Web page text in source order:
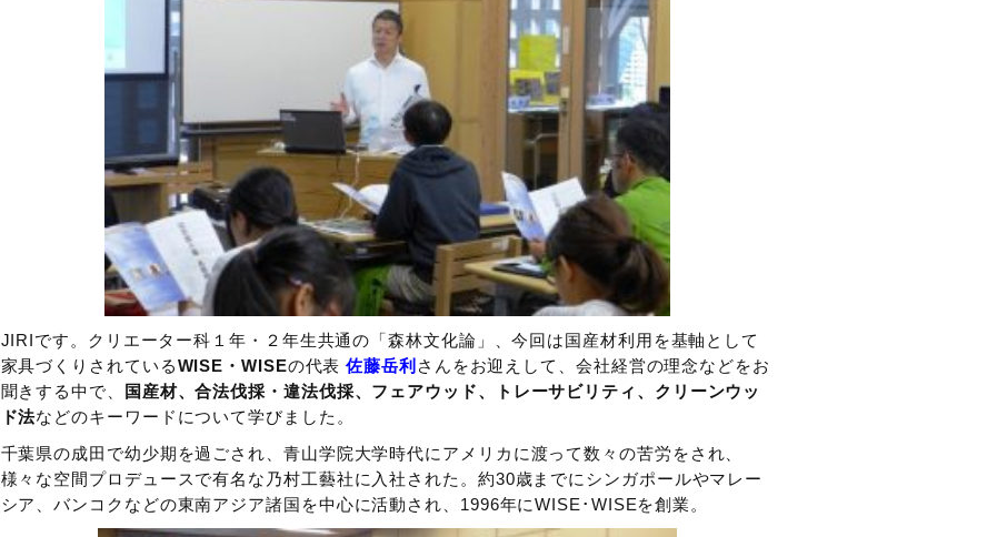
JIRIです。クリエーター科１年・２年生共通の「森林文化論」、今回は国産材利用を基軸として
家具づくりされているWISE・WISEの代表 佐藤岳利 さんをお迎えして、会社経営の理念などをお
聞きする中で、
国産材、合法伐採・違法伐採、フェアウッド、トレーサビリティ、クリーンウッ
ド法などのキーワードについて学びました。
千葉県の成田で幼少期を過ごされ、青山学院大学時代にアメリカに渡って数々の苦労をされ、
様々な空間プロデュースで有名な乃村工藝社に入社された。約30歳までにシンガポールやマレー
シア、バンコクなどの東南アジア諸国を中心に活動され、1996年にWISE･WISEを創業。